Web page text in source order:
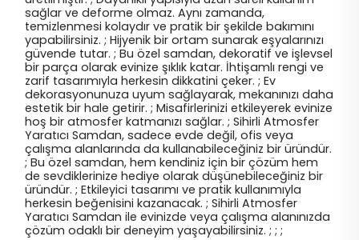
sağlar ve deforme olmaz. Aynı zamanda,
temizlenmesi kolaydır ve pratik bir şekilde bakımını
yapabilirsiniz. ; Hijyenik bir ortam sunarak eşyalarınızı
güvende tutar. ; Bu özel samdan, dekoratif ve işlevsel
bir parça olarak evinize şıklık katar. İhtişamlı rengi ve
zarif tasarımıyla herkesin dikkatini çeker. ; Ev
dekorasyonunuza uyum sağlayarak, mekanınızı daha
estetik bir hale getirir. ; Misafirlerinizi etkileyerek evinize
hoş bir atmosfer katmanızı sağlar. ; Sihirli Atmosfer
Yaratıcı Samdan, sadece evde değil, ofis veya
çalışma alanlarında da kullanabileceğiniz bir üründür.
; Bu özel samdan, hem kendiniz için bir çözüm hem
de sevdiklerinize hediye olarak düşünebileceğiniz bir
üründür. ; Etkileyici tasarımı ve pratik kullanımıyla
herkesin beğenisini kazanacak. ; Sihirli Atmosfer
Yaratıcı Samdan ile evinizde veya çalışma alanınızda
çözüm odaklı bir deneyim yaşayabilirsiniz. ; ; ;